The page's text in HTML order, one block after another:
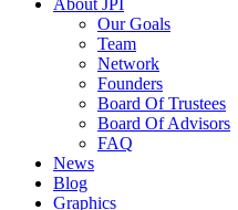
About JPI
Our Goals
Team
Network
Founders
Board Of Trustees
Board Of Advisors
FAQ
News
Blog
Graphics